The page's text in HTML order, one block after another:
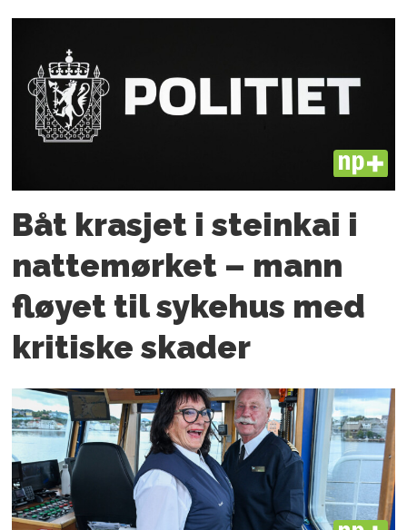
PLUS
Båt krasjet i steinkai i
nattemørket – mann
fløyet til sykehus med
kritiske skader